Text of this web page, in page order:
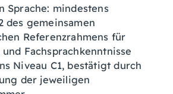
Sprache: mindestens
des gemeinsamen
Referenzrahmens für
und Fachsprachkenntnisse
Niveau C1, bestätigt durch
der jeweiligen